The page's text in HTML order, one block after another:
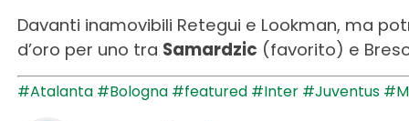
Davanti inamovibili Retegui e Lookman, ma
d’oro per uno tra Samardzic (favorito) e
#Atalanta #Bologna #featured #Inter #Juventus